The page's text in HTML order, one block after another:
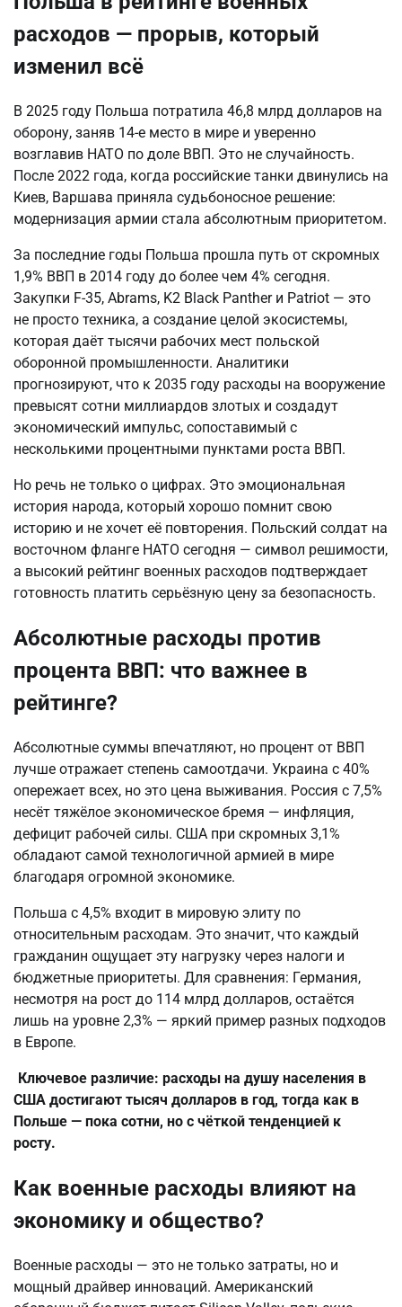
расходов — прорыв, который
изменил всё
В 2025 году Польша потратила 46,8 млрд долларов на
оборону, заняв 14-е место в мире и уверенно
возглавив НАТО по доле ВВП. Это не случайность.
После 2022 года, когда российские танки двинулись на
Киев, Варшава приняла судьбоносное решение:
модернизация армии стала абсолютным приоритетом.
За последние годы Польша прошла путь от скромных
1,9% ВВП в 2014 году до более чем 4% сегодня.
Закупки F-35, Abrams, K2 Black Panther и Patriot — это
не просто техника, а создание целой экосистемы,
которая даёт тысячи рабочих мест польской
оборонной промышленности. Аналитики
прогнозируют, что к 2035 году расходы на вооружение
превысят сотни миллиардов злотых и создадут
экономический импульс, сопоставимый с
несколькими процентными пунктами роста ВВП.
Но речь не только о цифрах. Это эмоциональная
история народа, который хорошо помнит свою
историю и не хочет её повторения. Польский солдат на
восточном фланге НАТО сегодня — символ решимости,
а высокий рейтинг военных расходов подтверждает
готовность платить серьёзную цену за безопасность.
Абсолютные расходы против
процента ВВП: что важнее в
рейтинге?
Абсолютные суммы впечатляют, но процент от ВВП
лучше отражает степень самоотдачи. Украина с 40%
опережает всех, но это цена выживания. Россия с 7,5%
несёт тяжёлое экономическое бремя — инфляция,
дефицит рабочей силы. США при скромных 3,1%
обладают самой технологичной армией в мире
благодаря огромной экономике.
Польша с 4,5% входит в мировую элиту по
относительным расходам. Это значит, что каждый
гражданин ощущает эту нагрузку через налоги и
бюджетные приоритеты. Для сравнения: Германия,
несмотря на рост до 114 млрд долларов, остаётся
лишь на уровне 2,3% — яркий пример разных подходов
в Европе.
Ключевое различие: расходы на душу населения в
США достигают тысяч долларов в год, тогда как в
Польше — пока сотни, но с чёткой тенденцией к
росту.
Как военные расходы влияют на
экономику и общество?
Военные расходы — это не только затраты, но и
мощный драйвер инноваций. Американский